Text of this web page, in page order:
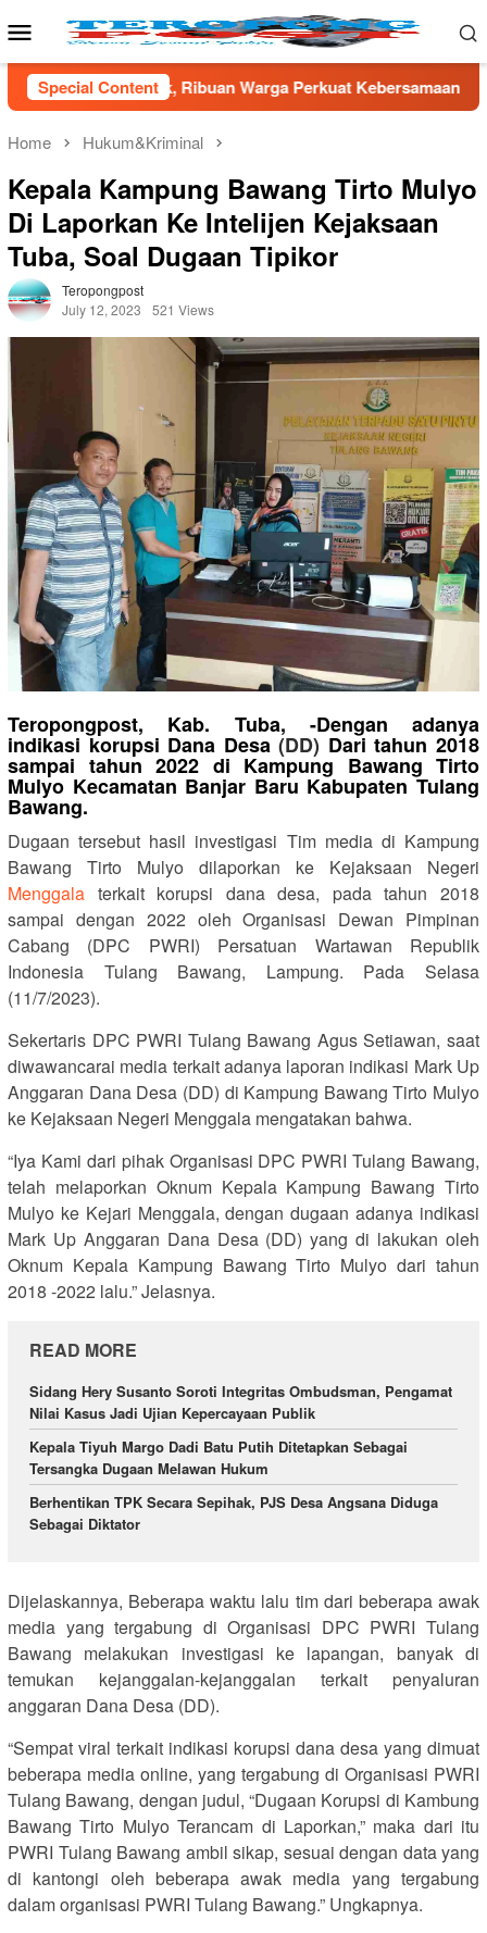
to
Mobile
Menu
Special Content
Warga Perkuat Kebersamaan TNI AD Gandeng
Home Hukum&Kriminal
Kepala Kampung Bawang Tirto Mulyo
Di Laporkan Ke Intelijen Kejaksaan
Tuba, Soal Dugaan Tipikor
Teropongpost
July 12, 2023
521 Views
Teropongpost, Kab. Tuba, -Dengan adanya
indikasi korupsi Dana Desa(DD) Dari tahun 2018
sampai tahun 2022 di Kampung Bawang Tirto
Mulyo Kecamatan Banjar Baru Kabupaten Tulang
Bawang.
Dugaan tersebut hasil investigasi Tim media di Kampung
Bawang Tirto Mulyo dilaporkan ke Kejaksaan Negeri
Menggala terkait korupsi dana desa, pada tahun 2018
sampai dengan 2022 oleh Organisasi Dewan Pimpinan
Cabang (DPC PWRI) Persatuan Wartawan Republik
Indonesia Tulang Bawang, Lampung. Pada Selasa
(11/7/2023).
Sekertaris DPC PWRI Tulang Bawang Agus Setiawan, saat
diwawancarai media terkait adanya laporan indikasi Mark Up
Anggaran Dana Desa (DD) di Kampung Bawang Tirto Mulyo
ke Kejaksaan Negeri Menggala mengatakan bahwa.
“Iya Kami dari pihak Organisasi DPC PWRI Tulang Bawang,
telah melaporkan Oknum Kepala Kampung Bawang Tirto
Mulyo ke Kejari Menggala, dengan dugaan adanya indikasi
Mark Up Anggaran Dana Desa (DD) yang di lakukan oleh
Oknum Kepala Kampung Bawang Tirto Mulyo dari tahun
2018 -2022 lalu.” Jelasnya.
READ MORE
Sidang Hery Susanto Soroti Integritas Ombudsman, Pengamat
Nilai Kasus Jadi Ujian Kepercayaan Publik
Kepala Tiyuh Margo Dadi Batu Putih Ditetapkan Sebagai
Tersangka Dugaan Melawan Hukum
Berhentikan TPK Secara Sepihak, PJS Desa Angsana Diduga
Sebagai Diktator
Dijelaskannya, Beberapa waktu lalu tim dari beberapa awak
media yang tergabung di Organisasi DPC PWRI Tulang
Bawang melakukan investigasi ke lapangan, banyak di
temukan kejanggalan-kejanggalan terkait penyaluran
anggaran Dana Desa (DD).
“Sempat viral terkait indikasi korupsi dana desa yang dimuat
beberapa media online, yang tergabung di Organisasi PWRI
Tulang Bawang, dengan judul, “Dugaan Korupsi di Kambung
Bawang Tirto Mulyo Terancam di Laporkan,” maka dari itu
PWRI Tulang Bawang ambil sikap, sesuai dengan data yang
di kantongi oleh beberapa awak media yang tergabung
dalam organisasi PWRI Tulang Bawang.” Ungkapnya.